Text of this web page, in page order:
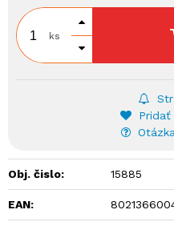
ks
Obj. čislo: 15885
EAN: